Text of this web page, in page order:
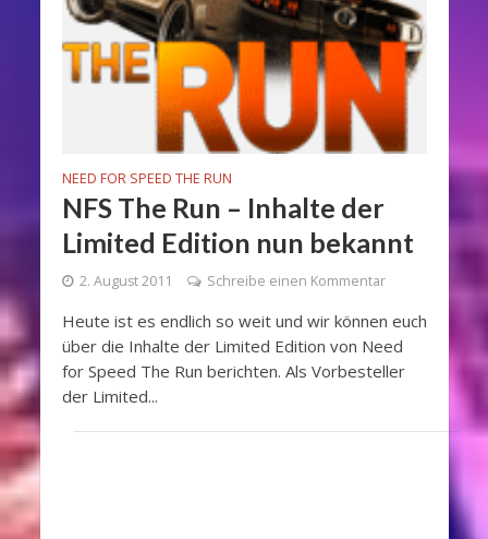
NEED FOR SPEED THE RUN
NFS The Run – Inhalte der
Limited Edition nun bekannt
2. August 2011 Schreibe einen Kommentar
Heute ist es endlich so weit und wir können euch
über die Inhalte der Limited Edition von Need
for Speed The Run berichten. Als Vorbesteller
der Limited...